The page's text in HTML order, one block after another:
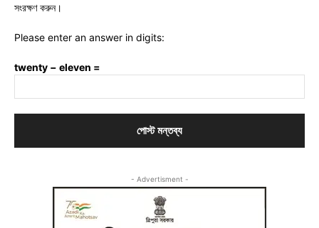
সংরক্ষণ করুন।
Please enter an answer in digits:
twenty − eleven =
- Advertisment -